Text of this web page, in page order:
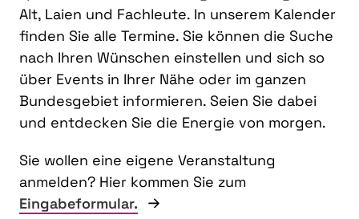
Alt, Laien und Fachleute. In unserem Kalender
finden Sie alle Termine. Sie können die Suche
nach Ihren Wünschen einstellen und sich so
über Events in Ihrer Nähe oder im ganzen
Bundesgebiet informieren. Seien Sie dabei
und entdecken Sie die Energie von morgen.
Sie wollen eine eigene Veranstaltung
anmelden? Hier kommen Sie zum
Eingabeformular.